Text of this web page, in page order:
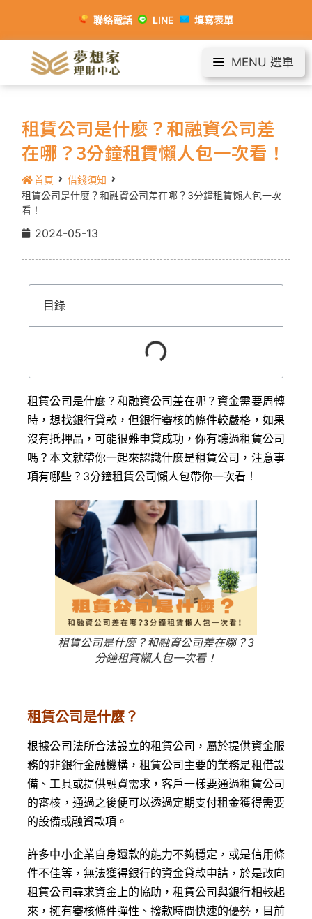
聯絡電話 LINE 填寫表單
MENU 選單
租賃公司是什麼？和融資公司差
在哪？3分鐘租賃懶人包一次看！
首頁
借錢須知
租賃公司是什麼？和融資公司差在哪？3分鐘租賃懶人包一次
看！
2024-05-13
目錄
租賃公司是什麼？和融資公司差在哪？資金需要周轉
時，想找銀行貸款，但銀行審核的條件較嚴格，如果
沒有抵押品，可能很難申貸成功，你有聽過租賃公司
嗎？本文就帶你一起來認識什麼是租賃公司，注意事
項有哪些？3分鐘租賃公司懶人包帶你一次看！
租賃公司是什麼？和融資公司差在哪？3
分鐘租賃懶人包一次看！
租賃公司是什麼？
根據公司法所合法設立的租賃公司，屬於提供資金服
務的非銀行金融機構，租賃公司主要的業務是租借設
備、工具或提供融資需求，客戶一樣要通過租賃公司
的審核，通過之後便可以透過定期支付租金獲得需要
的設備或融資款項。
許多中小企業自身還款的能力不夠穩定，或是信用條
件不佳等，無法獲得銀行的資金貸款申請，於是改向
租賃公司尋求資金上的協助，租賃公司與銀行相較起
來，擁有審核條件彈性、撥款時間快速的優勢，目前